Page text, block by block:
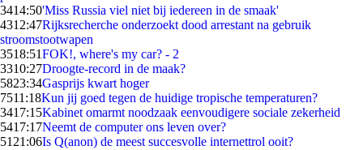
3414:50'Miss Russia viel niet bij iedereen in de smaak'
4312:47Rijksrecherche onderzoekt dood arrestant na gebruik
stroomstootwapen
3518:51FOK!, where's my car? - 2
3310:27Droogte-record in de maak?
5823:34Gasprijs kwart hoger
7511:18Kun jij goed tegen de huidige tropische temperaturen?
3417:15Kabinet omarmt noodzaak eenvoudigere sociale zekerheid
5417:17Neemt de computer ons leven over?
51 21:06Is Q(anon) de meest succesvolle internettrol ooit?